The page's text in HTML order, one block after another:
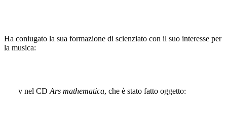
Ha coniugato la sua formazione di scienziato con il suo interesse per
la musica:
v nel CDArs mathematica, che è stato fatto oggetto: